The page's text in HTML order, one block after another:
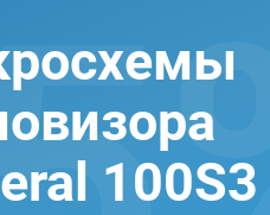
100S3